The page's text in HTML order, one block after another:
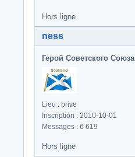
Hors ligne
ness
Герой Советского Союза
Lieu : brive
Inscription : 2010-10-01
Messages : 6 619
Hors ligne